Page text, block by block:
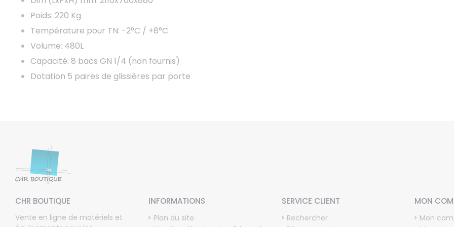
Poids: 220 Kg
Température pour TN: -2°C / +8°C
Volume: 480L
Capacité: 8 bacs GN 1/4 (non fournis)
Dotation 5 paires de glissières par porte
CHR BOUTIQUE
Vente en ligne de matériels et
INFORMATIONS
Plan du site
SERVICE CLIENT
Rechercher
MON
Mon